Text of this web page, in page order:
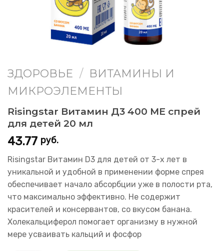
ЗДОРОВЬЕ / ВИТАМИНЫ И
МИКРОЭЛЕМЕНТЫ
Risingstar Витамин Д3 400 МЕ cпрей
для детей 20 мл
43.77 руб.
Risingstar Витамин D3 для детей от 3-х лет в
уникальной и удобной в применении форме спрея
обеспечивает начало абсорбции уже в полости рта,
что максимально эффективно. Не содержит
красителей и консервантов, со вкусом банана.
Холекальциферол помогает организму в нужной
мере усваивать кальций и фосфор